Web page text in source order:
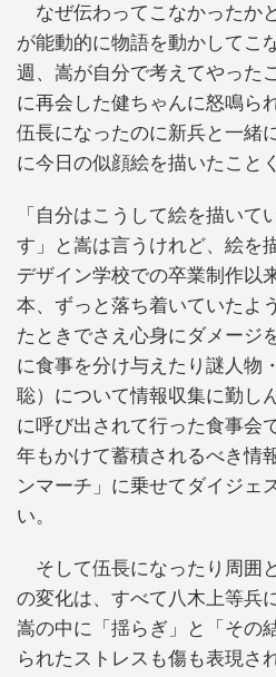
なぜ伝わってこなかったか
が能動的に物語を動かしてこ
週、嵩が自分で考えてやった
に再会した健ちゃんに怒鳴ら
伍長になったのに新兵と一緒
に今日の似顔絵を描いたこと
「自分はこうして絵を描いて
す」と嵩は言うけれど、絵を
デザイン学校での卒業制作以
本、ずっと落ち着いていたよ
たときでさえ心身にダメージ
に食事を分け与えたり謎人物
聡）について情報収集に勤し
に呼び出されて行った食事会
年もかけて蓄積されるべき情
ンマーチ」に乗せてダイジェ
い。
そして伍長になったり周囲
の変化は、すべて八木上等兵
嵩の中に「揺らぎ」と「その
られたストレスも傷も表現さ